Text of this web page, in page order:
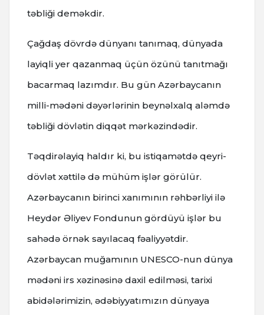
təbliği deməkdir.
Çağdaş dövrdə dünyanı tanımaq, dünyada
layiqli yer qazanmaq üçün özünü tanıtmağı
bacarmaq lazımdır. Bu gün Azərbaycanın
milli-mədəni dəyərlərinin beynəlxalq aləmdə
təbliği dövlətin diqqət mərkəzindədir.
Təqdirəlayiq haldır ki, bu istiqamətdə qeyri-
dövlət xəttilə də mühüm işlər görülür.
Azərbaycanın birinci xanımının rəhbərliyi ilə
Heydər Əliyev Fondunun gördüyü işlər bu
sahədə örnək sayılacaq fəaliyyətdir.
Azərbaycan muğamının UNESCO-nun dünya
mədəni irs xəzinəsinə daxil edilməsi, tarixi
abidələrimizin, ədəbiyyatımızın dünyaya